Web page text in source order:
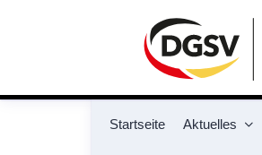
Startseite Aktuelles